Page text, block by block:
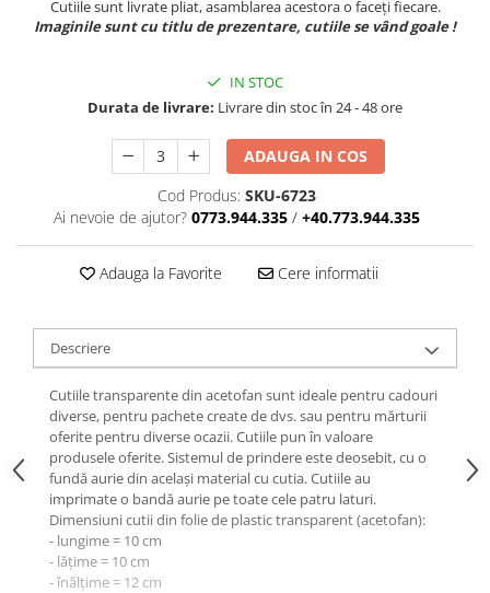
Cutiile sunt livrate pliat, asamblarea acestora o faceți fiecare.
Imaginile sunt cu titlu de prezentare, cutiile se vând goale !
IN STOC
Durata de livrare: Livrare din stoc în 24 - 48 ore
ADAUGA IN COS
Cod Produs: SKU-6723
Ai nevoie de ajutor? 0773.944.335 / +40.773.944.335
Adauga la Favorite Cere informatii
Descriere
Cutiile transparente din acetofan sunt ideale pentru cadouri
diverse, pentru pachete create de dvs. sau pentru mărturii
oferite pentru diverse ocazii. Cutiile pun în valoare
produsele oferite. Sistemul de prindere este deosebit, cu o
fundă aurie din același material cu cutia. Cutiile au
imprimate o bandă aurie pe toate cele patru laturi.
Dimensiuni cutii din folie de plastic transparent (acetofan):
- lungime = 10 cm
- lățime = 10 cm
- înălțime = 12 cm